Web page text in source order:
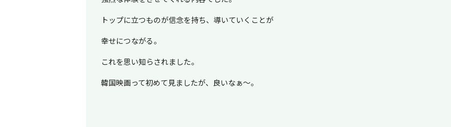
トップに立つものが信念を持ち、導いていくことが
幸せにつながる。
これを思い知らされました。
韓国映画って初めて見ましたが、良いなぁ～。